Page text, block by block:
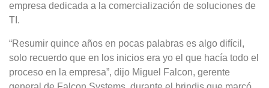
empresa dedicada a la comercialización de soluciones de
TI.
“Resumir quince años en pocas palabras es algo difícil,
solo recuerdo que en los inicios era yo el que hacía todo el
proceso en la empresa”, dijo Miguel Falcon, gerente